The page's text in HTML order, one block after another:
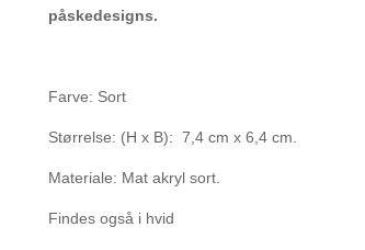
påskedesigns.
Farve: Sort
Størrelse: (H x B): 7,4 cm x 6,4 cm.
Materiale: Mat akryl sort.
Findes også i hvid